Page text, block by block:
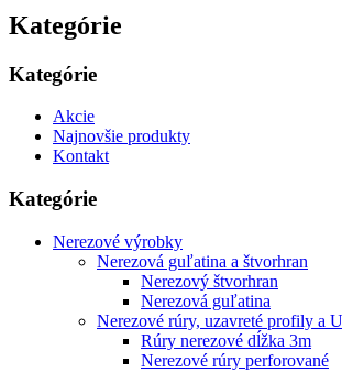
Kategórie
Kategórie
Akcie
Najnovšie produkty
Kontakt
Kategórie
Nerezové výrobky
Nerezová guľatina a štvorhran
Nerezový štvorhran
Nerezová guľatina
Nerezové rúry, uzavreté profily a
Rúry nerezové dĺžka 3m
Nerezové rúry perforované